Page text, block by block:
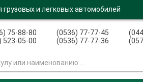
грузовых и легковых автомобилей
75-88-80
523-05-00
(0536) 77-77-45
(0536) 77-77-36